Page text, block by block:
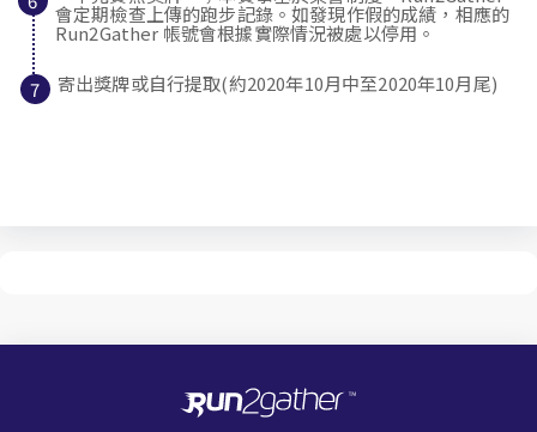
會定期檢查上傳的跑步記錄。如發現作假的成績，相應的
Run2Gather 帳號會根據實際情況被處以停用。
寄出獎牌或自行提取(約2020年10月中至2020年10月尾)